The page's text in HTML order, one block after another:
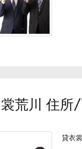
荒川 住
貸衣